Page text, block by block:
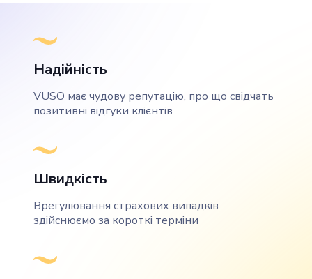
Надійність
VUSO має чудову репутацію, про що свідчать
позитивні відгуки клієнтів
Швидкість
Врегулювання страхових випадків
здійснюємо за короткі терміни